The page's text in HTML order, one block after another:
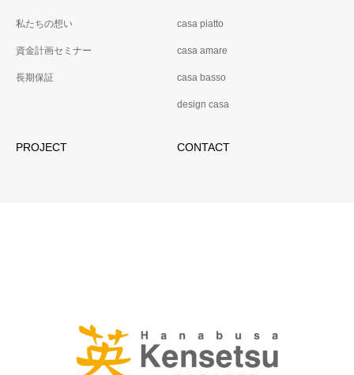
私たちの想い
資金計画セミナー
長期保証
casa piatto
casa amare
casa basso
design casa
PROJECT CONTACT